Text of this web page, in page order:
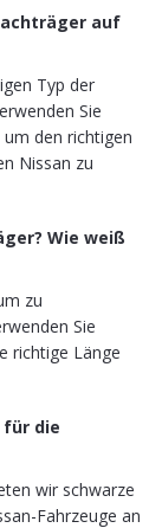
auf
Typ der
Sie
den richtigen
Nissan zu
Wie weiß
zu
Sie
richtige Länge
für die
wir schwarze
Fahrzeuge an